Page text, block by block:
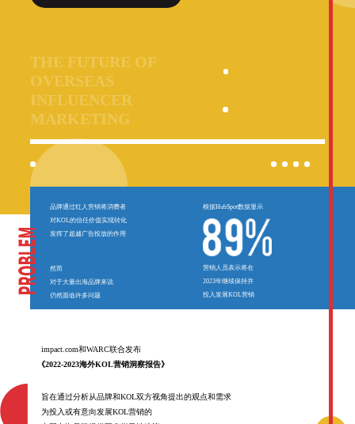
THE FUTURE OF
OVERSEAS
INFLUENCER
MARKETING
品牌通过红人营销将消费者
对KOL的信任价值实现转化
发挥了超越广告投放的作用
然而
对于大量出海品牌来说
仍然面临许多问题
根据HubSpot数据显示
营销人员表示将在
2023年继续保持并
投入发展KOL营销
impact.com和WARC联合发布
《2022-2023海外KOL营销洞察报告》
旨在通过分析从品牌和KOL双方视角提出的观点和需求
为投入或有意向发展KOL营销的